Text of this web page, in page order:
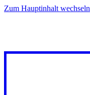
Zum Hauptinhalt wechseln